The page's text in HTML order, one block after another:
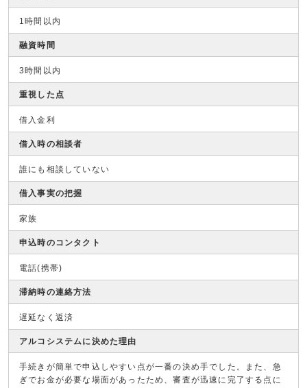
1時間以内
融資時間
3時間以内
重視した点
借入金利
借入時の相談者
誰にも相談していない
借入事実の把握
家族
申込時のコンタクト
電話(携帯)
滞納時の連絡方法
遅延なく返済
アルコシステムに決めた理由
手続きが簡単で申込しやすい点が一番の決め手でした。また、急
ぎでお金が必要な場面があったため、審査が迅速に完了する点に